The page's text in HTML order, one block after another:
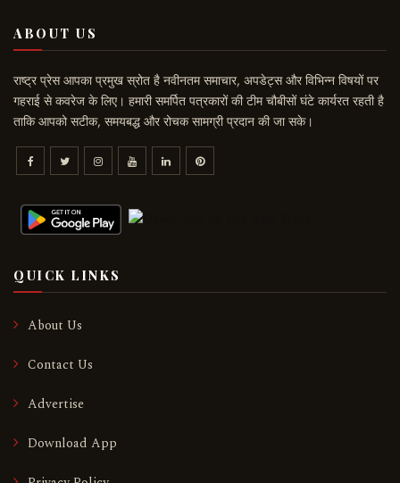
ABOUT US
राष्ट्र प्रेस आपका प्रमुख स्रोत है नवीनतम समाचार, अपडेट्स और विभिन्न विषयों पर
गहराई से कवरेज के लिए। हमारी समर्पित पत्रकारों की टीम चौबीसों घंटे कार्यरत रहती है
ताकि आपको सटीक, समयबद्ध और रोचक सामग्री प्रदान की जा सके।
QUICK LINKS
About Us
Contact Us
Advertise
Download App